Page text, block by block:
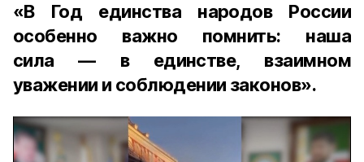
«В Год единства народов России
особенно важно помнить: наша
сила — в единстве, взаимном
уважении и соблюдении законов».